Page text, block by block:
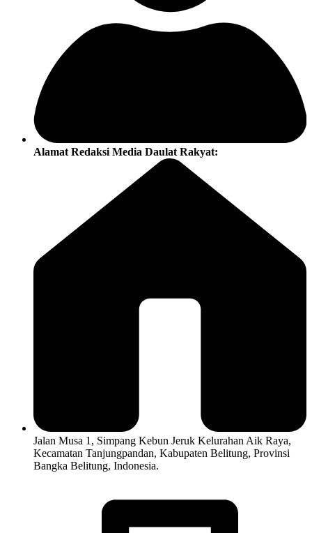
Alamat Redaksi Media Daulat Rakyat:
Jalan Musa 1, Simpang Kebun Jeruk Kelurahan Aik Raya,
Kecamatan Tanjungpandan, Kabupaten Belitung, Provinsi
Bangka Belitung, Indonesia.